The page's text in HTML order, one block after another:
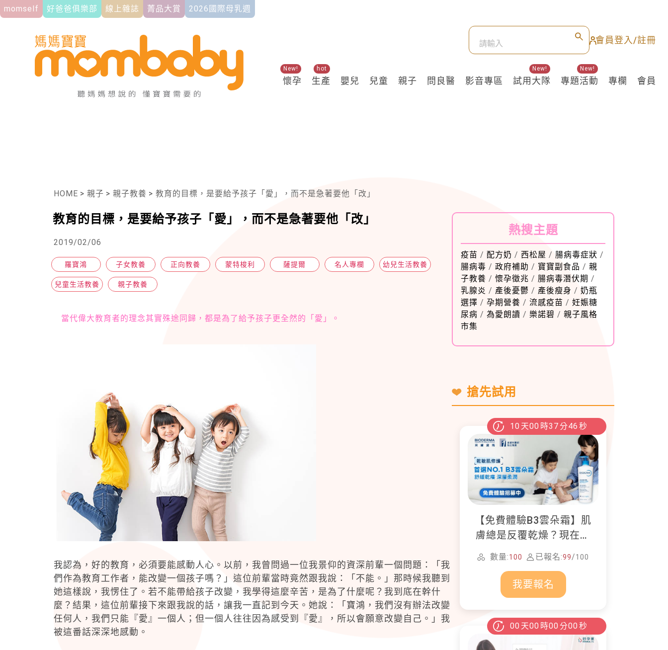
momself 好爸爸俱樂部 線上雜誌 菁品大賞 2026國際母乳週
會員登入/註冊
懷孕
New!
生產
hot
嬰兒 兒童 親子 問良醫 影音專區 試用大隊
New!
專題活動
New!
專欄 會員
HOME > 親子 > 親子教養 > 教育的目標，是要給予孩子「愛」，而不是急著要他「改」
教育的目標，是要給予孩子「愛」，而不是急著要他「改」
2019/02/06
羅寶鴻 子女教養 正向教養 蒙特梭利 薩提爾 名人專欄 幼兒生活教養
兒童生活教養 親子教養
當代偉大教育者的理念其實殊途同歸，都是為了給予孩子更全然的「愛」。
我認為，好的教育，必須要能感動人心。以前，我曾問過一位我景仰的資深前輩一個問題：「我
們作為教育工作者，能改變一個孩子嗎？」這位前輩當時竟然跟我說：「不能。」那時候我聽到
她這樣說，我愣住了。若不能帶給孩子改變，我學得這麼辛苦，是為了什麼呢？我到底在幹什
麼？結果，這位前輩接下來跟我說的話，讓我一直記到今天。她說：「寶鴻，我們沒有辦法改變
任何人，我們只能『愛』一個人；但一個人往往因為感受到『愛』，所以會願意改變自己。」我
被這番話深深地感動。
熱搜主題
疫苗 / 配方奶 / 西松屋 / 腸病毒症狀 /
腸病毒 / 政府補助 / 寶寶副食品 / 親
子教養 / 懷孕徵兆 / 腸病毒潛伏期 /
乳腺炎 / 產後憂鬱 / 產後瘦身 / 奶瓶
選擇 / 孕期營養 / 流感疫苗 / 妊娠糖
尿病 / 為愛朗讀 / 樂諾碧 / 親子風格
市集
搶先試用
10 天00 時37分44 秒
【免費體驗B3雲朵霜】肌
膚總是反覆乾燥？現在就
加入貝膚黛瑪修護體驗計
畫！
數量:100 已報名:99/100
我要報名
00 天00 時00 分00 秒